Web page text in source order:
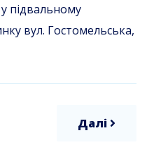
підвальному
вул. Гостомельська,
Далі